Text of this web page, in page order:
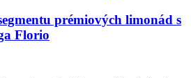
prémiových limonád s
Florio